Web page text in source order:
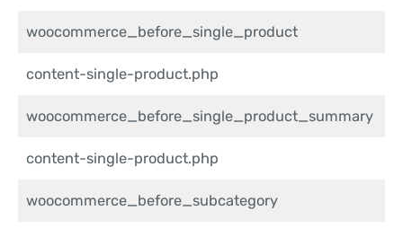
woocommerce_before_single_product
content-single-product.php
woocommerce_before_single_product_summary
content-single-product.php
woocommerce_before_subcategory